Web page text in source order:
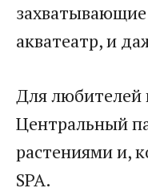
акватеатр, и
Для любителей
Центральный
растениями и,
SPA.